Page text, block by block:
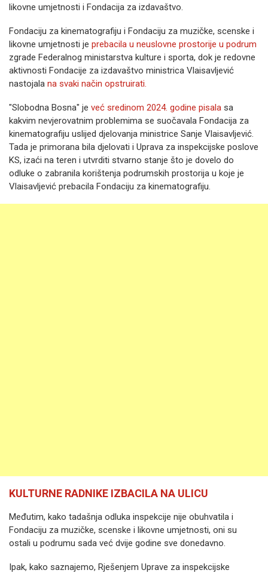
likovne umjetnosti i Fondacija za izdavaštvo.
Fondaciju za kinematografiju i Fondaciju za muzičke, scenske i
likovne umjetnosti je prebacila u neuslovne prostorije u podrum
zgrade Federalnog ministarstva kulture i sporta, dok je redovne
aktivnosti Fondacije za izdavaštvo ministrica Vlaisavljević
nastojala na svaki način opstruirati.
"Slobodna Bosna" je već sredinom 2024. godine pisala sa
kakvim nevjerovatnim problemima se suočavala Fondacija za
kinematografiju uslijed djelovanja ministrice Sanje Vlaisavljević.
Tada je primorana bila djelovati i Uprava za inspekcijske poslove
KS, izaći na teren i utvrditi stvarno stanje što je dovelo do
odluke o zabranila korištenja podrumskih prostorija u koje je
Vlaisavljević prebacila Fondaciju za kinematografiju.
KULTURNE RADNIKE IZBACILA NA ULICU
Međutim, kako tadašnja odluka inspekcije nije obuhvatila i
Fondaciju za muzičke, scenske i likovne umjetnosti, oni su
ostali u podrumu sada već dvije godine sve donedavno.
Ipak, kako saznajemo, Rješenjem Uprave za inspekcijske